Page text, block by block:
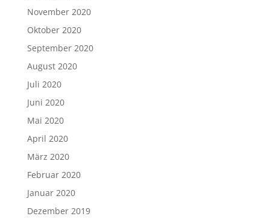
November 2020
Oktober 2020
September 2020
August 2020
Juli 2020
Juni 2020
Mai 2020
April 2020
März 2020
Februar 2020
Januar 2020
Dezember 2019